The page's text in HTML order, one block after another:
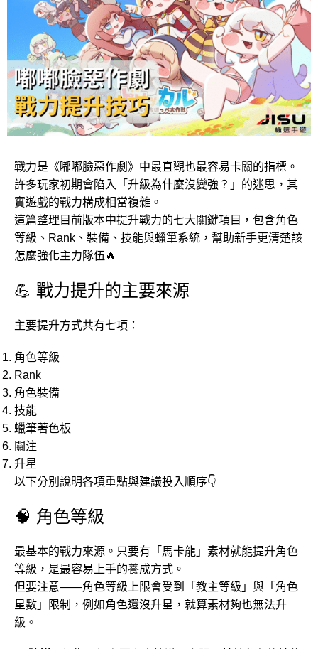
戰力是《嘟嘟臉惡作劇》中最直觀也最容易卡關的指標。
許多玩家初期會陷入「升級為什麼沒變強？」的迷思，其
實遊戲的戰力構成相當複雜。
這篇整理目前版本中提升戰力的七大關鍵項目，包含角色
等級、Rank、裝備、技能與蠟筆系統，幫助新手更清楚該
怎麼強化主力隊伍🔥
💪 戰力提升的主要來源
主要提升方式共有七項：
角色等級
Rank
角色裝備
技能
蠟筆著色板
關注
升星
以下分別說明各項重點與建議投入順序👇
🧠 角色等級
最基本的戰力來源。只要有「馬卡龍」素材就能提升角色
等級，是最容易上手的養成方式。
但要注意——角色等級上限會受到「教主等級」與「角色
星數」限制，例如角色還沒升星，就算素材夠也無法升
級。